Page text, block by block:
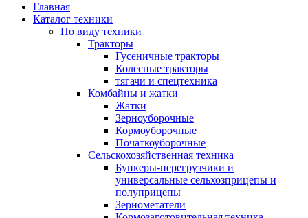
Главная
Каталог техники
По виду техники
Тракторы
Гусеничные тракторы
Колесные тракторы
тягачи и спецтехника
Комбайны и жатки
Жатки
Зерноуборочные
Кормоуборочные
Початкоуборочные
Сельскохозяйственная техника
Бункеры-перегрузчики и
универсальные сельхозприцепы и
полуприцепы
Зернометатели